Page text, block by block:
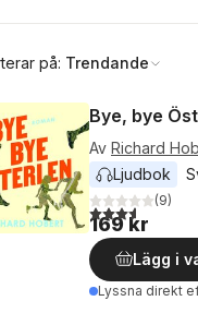
på: Trendande
Bye, bye
Av Richard
Ljudbok
3,6utav 5(9)
169 kr
Lägg i
Lyssna direkt